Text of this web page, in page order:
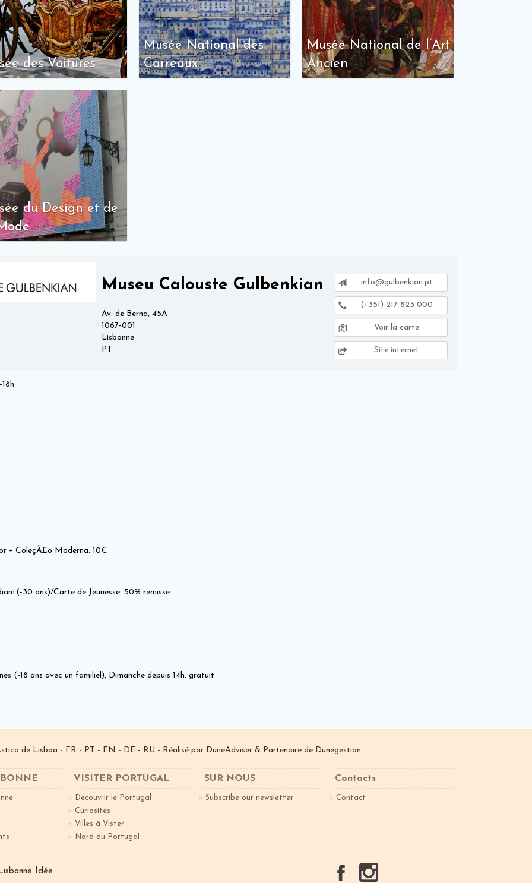
des Voitures
Musée National des
Carreaux
Musée National de l’Art
Ancien
du Design et de
Museu Calouste Gulbenkian
Av. de Berna, 45A
1067-001
Lisbonne
PT
info@gulbenkian.pt
(+351) 217 823 000
Voir la carte
Site internet
+ ColeçÃ£o Moderna: 10€
30 ans)/Carte de Jeunesse: 50% remisse
(-18 ans avec un familiel), Dimanche depuis 14h: gratuit
de Lisboa - FR - PT - EN - DE- RU - Réalisé par DuneAdviser & Partenaire de Dunegestion
VISITER PORTUGAL
Découvrir le Portugal
Curiosités
Villes à Vister
Nord du Portugal
SUR NOUS
Subscribe our newsletter
Contacts
Contact
Idée